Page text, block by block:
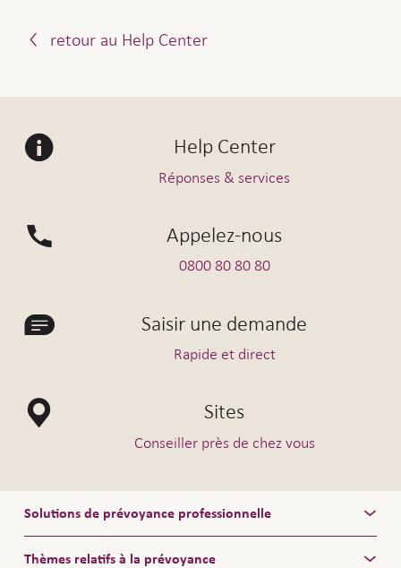
jusqu’à nouvel ordre.
retour au Help Center
Help Center
Réponses & services
Appelez-nous
0800 80 80 80
Saisir une demande
Rapide et direct
Sites
Conseiller près de chez vous
Solutions de prévoyance professionnelle
Thèmes relatifs à la prévoyance